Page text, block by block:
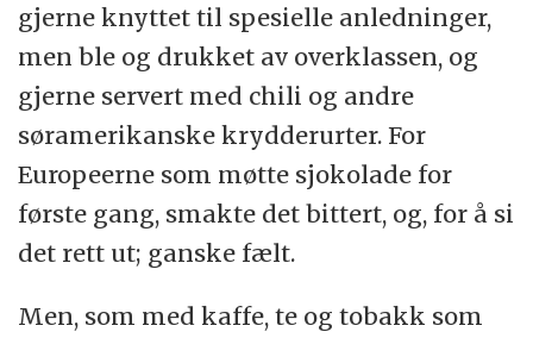
gjerne knyttet til spesielle anledninger,
men ble og drukket av overklassen, og
gjerne servert med chili og andre
søramerikanske krydderurter. For
Europeerne som møtte sjokolade for
første gang, smakte det bittert, og, for å si
det rett ut; ganske fælt.
Men, som med kaffe, te og tobakk som